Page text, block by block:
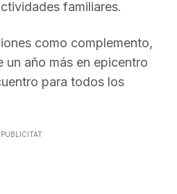
familiares.
como complemento,
un año más en epicentro
para todos los
PUBLICITAT